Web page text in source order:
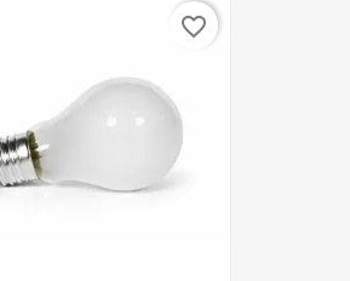
favorite_border